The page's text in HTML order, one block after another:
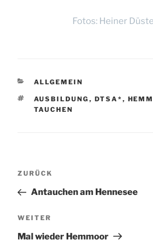
Fotos: Heiner
KATEGORIEN
ALLGEMEIN
SCHLAGWÖRTER
AUSBILDUNG , DTSA* ,
TAUCHEN
Beitragsnavigation
Vorheriger
Beitrag
ZURÜCK
Antauchen am Hennesee
Nächster
Beitrag
WEITER
Mal wieder Hemmoor